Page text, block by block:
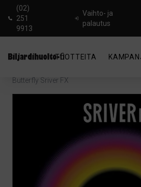
(02)
251
9913
Vaihto- ja
palautus
TUOTTEITA
Butterfly Sriver FX